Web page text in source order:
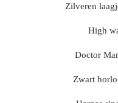
Zilveren
High
Doctor
Zwart